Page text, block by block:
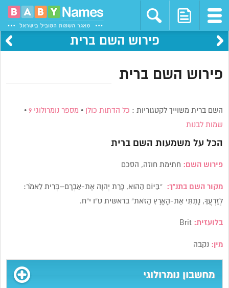
פירוש השם ברית
פירוש השם ברית
השם ברית משוייך לקטגוריות : כל הדתות כולן • מספר נומרולוגי 9 •
שמות לבנות
הכל על משמעות השםברית
פירוש השם: חתימת חוזה, הסכם
מקור השם בתנ”ך:“בַּיּוֹם הַהוּא, כָּרַת יְהוָה אֶת-אַבְרָם–בְּרִית לֵאמֹר:
לְזַרְעֲךָ, נָתַתִּי אֶת-הָאָרֶץ הַזֹּאת” בראשית ט”ו י”ח.
בלועזית: Brit
מין: נקבה
מחשבון נומרולוגי